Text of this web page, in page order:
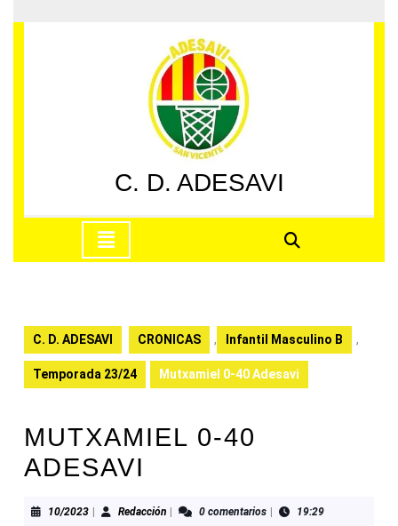
al
C. D. ADESAVI
apertura
C. D. ADESAVI CRONICAS , Infantil Masculino B ,
Temporada 23/24 Mutxamiel 0-40 Adesavi
MUTXAMIEL 0-40
ADESAVI
10/202310/2023RedacciónRedacción0 comentarios 19:29